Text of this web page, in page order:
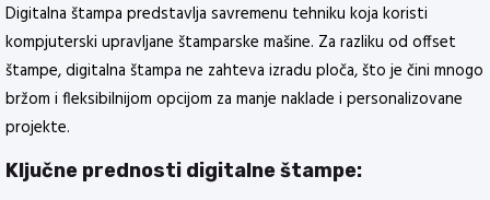
Digitalna štampa predstavlja savremenu tehniku koja koristi
kompjuterski upravljane štamparske mašine. Za razliku od offset
štampe, digitalna štampa ne zahteva izradu ploča, što je čini mnogo
bržom i fleksibilnijom opcijom za manje naklade i personalizovane
projekte.
Ključne prednosti digitalne štampe: